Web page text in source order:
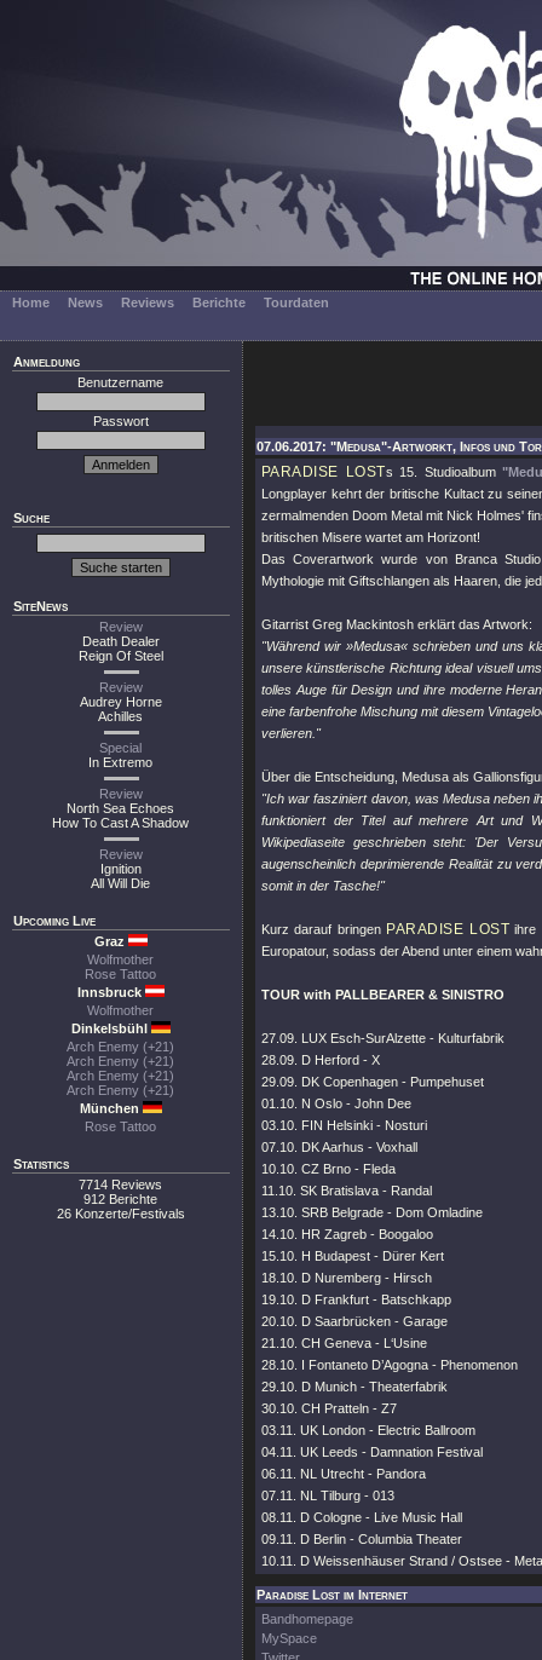
Home News Reviews Berichte Tourdaten
Anmeldung
Benutzername
Passwort
Suche
SiteNews
Review
Death Dealer
Reign Of Steel
Review
Audrey Horne
Achilles
Special
In Extremo
Review
North Sea Echoes
How To Cast A Shadow
Review
Ignition
All Will Die
Upcoming Live
Graz
Wolfmother
Rose Tattoo
Innsbruck
Wolfmother
Dinkelsbühl
Arch Enemy (+21)
Arch Enemy (+21)
Arch Enemy (+21)
Arch Enemy (+21)
München
Rose Tattoo
Statistics
7714 Reviews
912 Berichte
26 Konzerte/Festivals
07.06.2017: "Medusa"-Artworkt, Infos und
PARADISE LOSTs 15. Studioalbum
Longplayer kehrt der britische Kultact zu
zermalmenden Doom Metal mit Nick Holmes'
britischen Misere wartet am Horizont!
Das Coverartwork wurde von Branca
Mythologie mit Giftschlangen als Haaren, die
Gitarrist Greg Mackintosh erklärt das Artwork:
"Während wir »Medusa« schrieben und uns
unsere künstlerische Richtung ideal visuell
tolles Auge für Design und ihre moderne
eine farbenfrohe Mischung mit diesem
verlieren."
Über die Entscheidung, Medusa als
"Ich war fasziniert davon, was Medusa neben
funktioniert der Titel auf mehrere Art und
Wikipediaseite geschrieben steht: 'Der
augenscheinlich deprimierende Realität zu
somit in der Tasche!"
Kurz darauf bringen PARADISE LOST ihre
Europatour, sodass der Abend unter einem
TOUR with PALLBEARER & SINISTRO
27.09. LUX Esch-SurAlzette - Kulturfabrik
28.09. D Herford - X
29.09. DK Copenhagen - Pumpehuset
01.10. N Oslo - John Dee
03.10. FIN Helsinki - Nosturi
07.10. DK Aarhus - Voxhall
10.10. CZ Brno - Fleda
11.10. SK Bratislava - Randal
13.10. SRB Belgrade - Dom Omladine
14.10. HR Zagreb - Boogaloo
15.10. H Budapest - Dürer Kert
18.10. D Nuremberg - Hirsch
19.10. D Frankfurt - Batschkapp
20.10. D Saarbrücken - Garage
21.10. CH Geneva - L‘Usine
28.10. I Fontaneto D’Agogna - Phenomenon
29.10. D Munich - Theaterfabrik
30.10. CH Pratteln - Z7
03.11. UK London - Electric Ballroom
04.11. UK Leeds - Damnation Festival
06.11. NL Utrecht - Pandora
07.11. NL Tilburg - 013
08.11. D Cologne - Live Music Hall
09.11. D Berlin - Columbia Theater
10.11. D Weissenhäuser Strand / Ostsee -
Paradise Lost im Internet
Bandhomepage
MySpace